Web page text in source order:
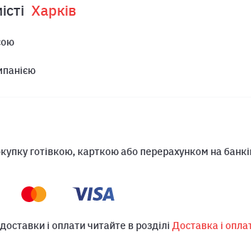
Харкiв
готівкою, карткою або перерахунком на
і оплати читайте в розділі Доставка і